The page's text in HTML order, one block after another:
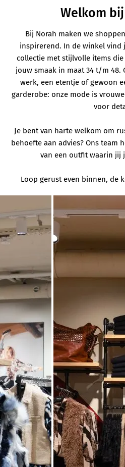
Welkom
Bij Norah maken we
inspirerend. In de winkel vind
collectie met stijlvolle items
jouw smaak in maat 34 t/m 48.
werk, een etentje of gewoon
garderobe: onze mode is
voor
Je bent van harte welkom om
behoefte aan advies? Ons team
van een outfit waarin jij
Loop gerust even binnen, de